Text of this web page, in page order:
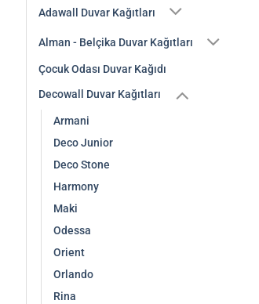
Adawall Duvar Kağıtları
Alman - Belçika Duvar Kağıtları
Çocuk Odası Duvar Kağıdı
Decowall Duvar Kağıtları
Armani
Deco Junior
Deco Stone
Harmony
Maki
Odessa
Orient
Orlando
Rina